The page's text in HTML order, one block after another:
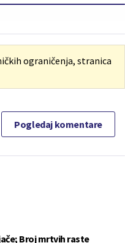
ograničenja, stranica
Pogledaj komentare
Broj mrtvih raste